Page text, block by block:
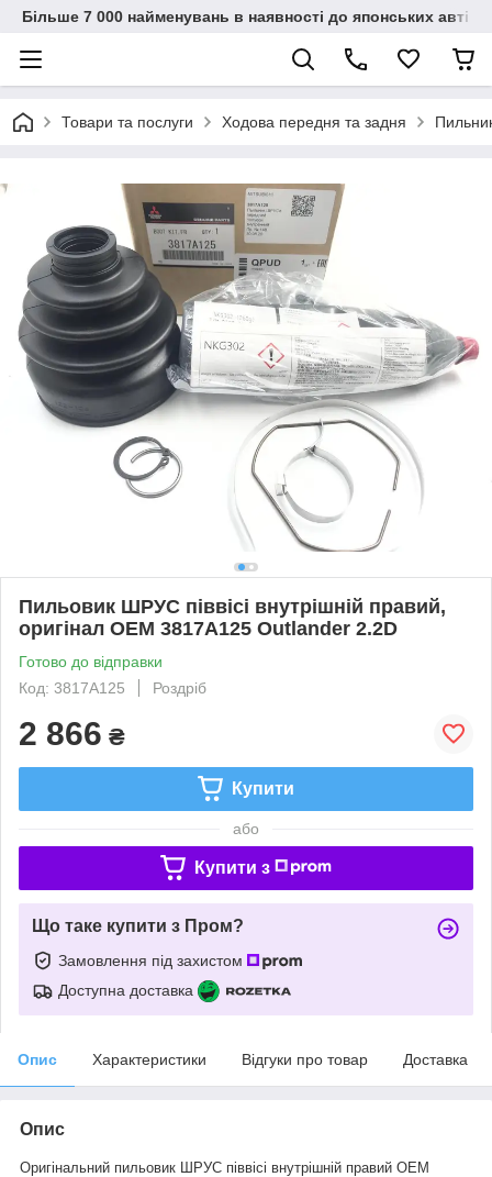
Більше 7 000 найменувань в наявності до японських
Товари та послуги Ходова передня та задня
Пильовик ШРУС піввісі внутрішній правий,
оригінал OEM 3817A125 Outlander 2.2D
Готово до відправки
Код: 3817A125
Роздріб
2 866 ₴
Купити
або
Купити з
Що таке купити з Пром?
Замовлення під захистом
Доступна доставка
Опис Характеристики Відгуки про товар Доставка
Опис
Оригінальний пильовик ШРУС піввісі внутрішній правий OEM